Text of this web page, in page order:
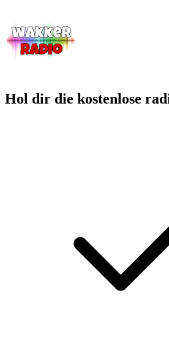
Hol dir die kostenlose